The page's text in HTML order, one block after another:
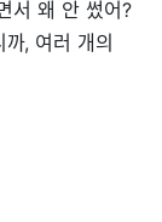
서 왜 안 썼어?
, 여러 개의